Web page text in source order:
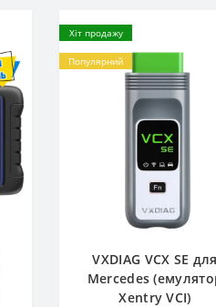
Хіт продажу
Популярний
VXDIAG VCX SE для
Mercedes
Xentry VCI)